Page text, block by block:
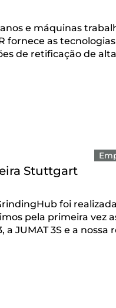
e máquinas
fornece as
de retificação de
Stuttgart
foi
pela primeira vez
JUMAT 3S e a nossa